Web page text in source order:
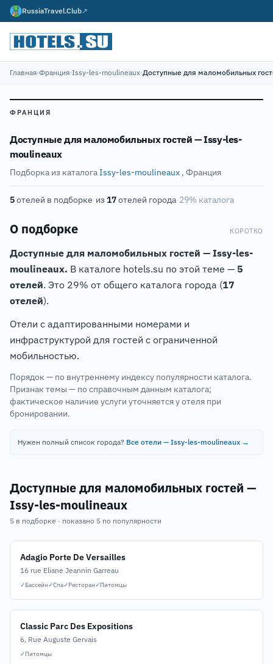
RussiaTravel.Club↗
Главная›Франция›Issy-les-moulineaux›Доступные для маломобильных
ФРАНЦИЯ
Доступные для маломобильных гостей — Issy-les-
moulineaux
Подборка из каталогаIssy-les-moulineaux , Франция
5отелей в подборке·из 17отелей города·29% каталога
О подборке КОРОТКО
Доступные для маломобильных гостей — Issy-les-
moulineaux. В каталоге hotels.su по этой теме — 5
отелей. Это 29% от общего каталога города (17
отелей).
Отели с адаптированными номерами и
инфраструктурой для гостей с ограниченной
мобильностью.
Порядок — по внутреннему индексу популярности каталога.
Признак темы — по справочным данным каталога;
фактическое наличие услуги уточняется у отеля при
бронировании.
Нужен полный список города? Все отели — Issy-les-moulineaux →
Доступные для маломобильных гостей —
Issy-les-moulineaux
5 в подборке · показано 5 по популярности
Adagio Porte De Versailles
16 rue Eliane Jeannin Garreau
✓Бассейн✓Спа✓Ресторан✓Питомцы
Classic Parc Des Expositions
6, Rue Auguste Gervais
✓Питомцы